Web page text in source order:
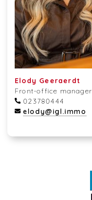
Elody Geeraerdt
Front-office manager
023780444
elody@igl.immo